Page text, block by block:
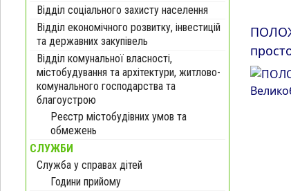
Відділ соціального захисту населення
Відділ економічного розвитку, інвестицій
та державних закупівель
Відділ комунальної власності,
містобудування та архітектури, житлово-
комунального господарства та
благоустрою
Реєстр містобудівних умов та
обмежень
СЛУЖБИ
Служба у справах дітей
Години прийому